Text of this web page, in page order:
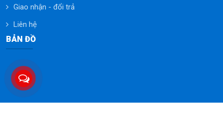
Giao nhận - đổi trả
Liên hệ
BẢN ĐỒ